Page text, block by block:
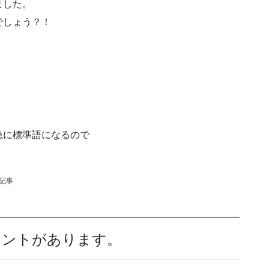
た。
ょう？！
標準語になるので
事
トがあります。